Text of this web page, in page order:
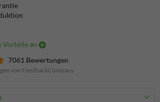
Vorteile an
7061 Bewertungen
von FeedbackCompany